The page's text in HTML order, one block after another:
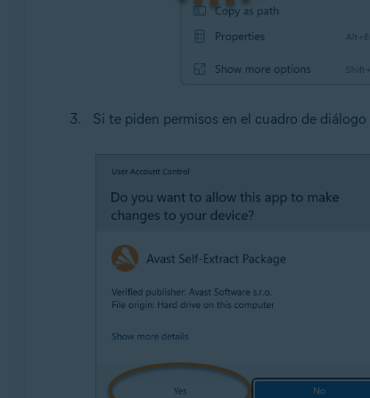
Si te piden permisos en el cuadro de diálogo